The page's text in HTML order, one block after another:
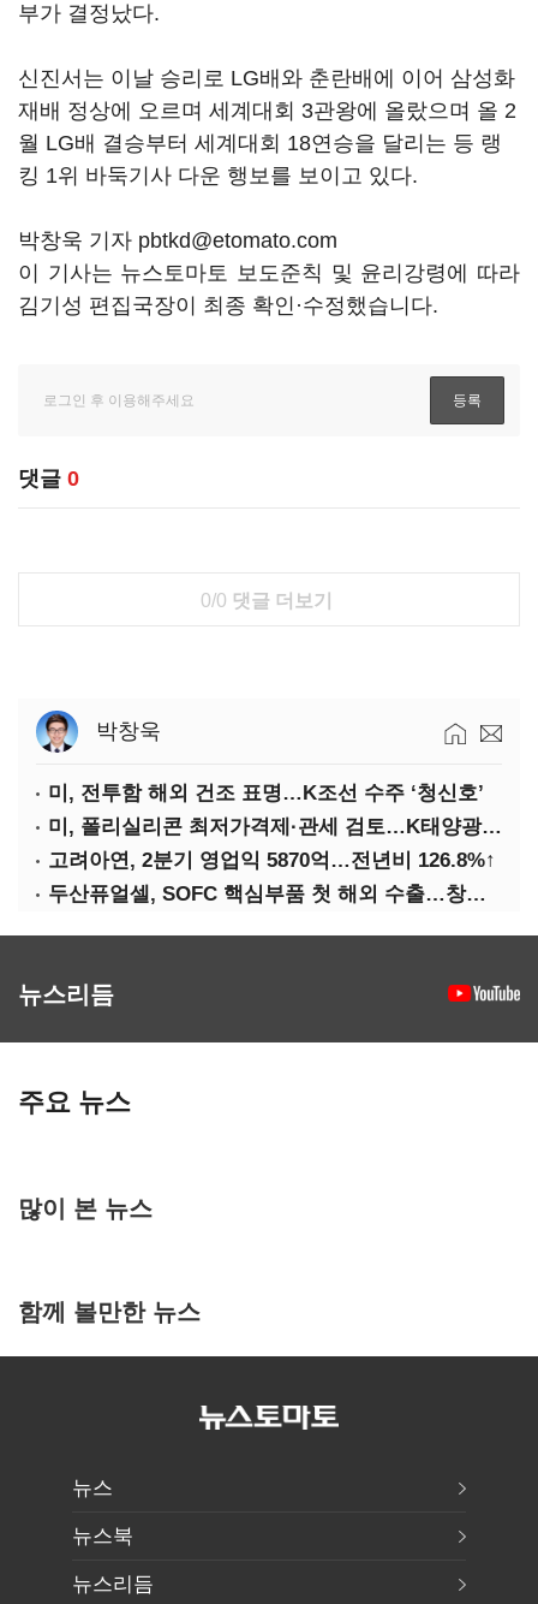
부가 결정났다.
신진서는 이날 승리로 LG배와 춘란배에 이어 삼성화
재배 정상에 오르며 세계대회 3관왕에 올랐으며 올 2
월 LG배 결승부터 세계대회 18연승을 달리는 등 랭
킹 1위 바둑기사 다운 행보를 보이고 있다.
박창욱 기자 pbtkd@etomato.com
이 기사는 뉴스토마토 보도준칙 및 윤리강령에 따라
김기성 편집국장이 최종 확인·수정했습니다.
댓글 0
0/0 댓글 더보기
박창욱
미, 전투함 해외 건조 표명…K조선 수주 ‘청신호’
미, 폴리실리콘 최저가격제·관세 검토…K태양광 입지 확대 기대
고려아연, 2분기 영업익 5870억…전년비 126.8%↑
두산퓨얼셀, SOFC 핵심부품 첫 해외 수출…창사 이래 최대 규모
뉴스리듬
주요 뉴스
많이 본 뉴스
함께 볼만한 뉴스
뉴스
뉴스북
뉴스리듬